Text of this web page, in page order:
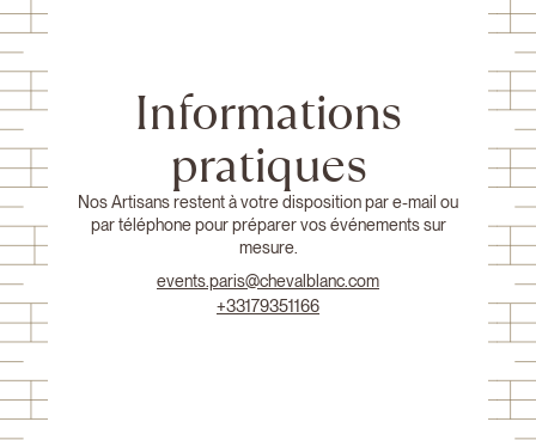
Informations
pratiques
Nos Artisans restent à votre disposition par e-mail ou
par téléphone pour préparer vos événements sur
mesure.
events.paris@chevalblanc.com
+33179351166